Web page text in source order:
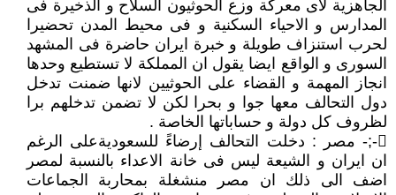
الجاهزية لاى معركة وزع الحوثيون السلاح و الذخيرة فى
المدارس و الاحياء السكنية و فى محيط المدن تحضيرا
لحرب استنزاف طويلة و خبرة ايران حاضرة فى المشهد
السورى و الواقع ايضا يقول ان المملكة لا تستطيع وحدها
انجاز المهمة و القضاء على الحوثيين لانها ضمنت تدخل
دول التحالف معها جوا و بحرا لكن لا تضمن تدخلهم برا
لظروف كل دولة و حساباتها الخاصة .
-;- مصر : دخلت التحالف إرضاءً للسعوديةعلى الرغم
ان ايران و الشيعة ليس فى خانة الاعداء بالنسبة لمصر
اضف الى ذلك ان مصر منشغلة بمحاربة الجماعات